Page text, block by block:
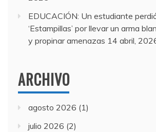
EDUCACIÓN: Un estudiante
‘Estampillas’ por llevar un arma
y propinar amenazas 14 abril,
ARCHIVO
agosto 2026 (1)
julio 2026 (2)